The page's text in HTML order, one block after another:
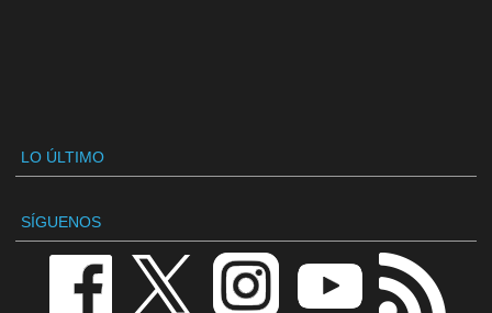
LO ÚLTIMO
SÍGUENOS